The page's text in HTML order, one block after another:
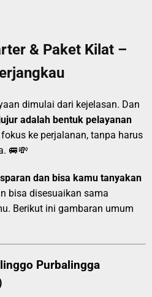
& Paket Kilat –
dimulai dari kejelasan. Dan
adalah bentuk pelayanan
ke perjalanan, tanpa harus
🚐💸
dan bisa kamu tanyakan
bisa disesuaikan sama
Berikut ini gambaran umum
Purbalingga